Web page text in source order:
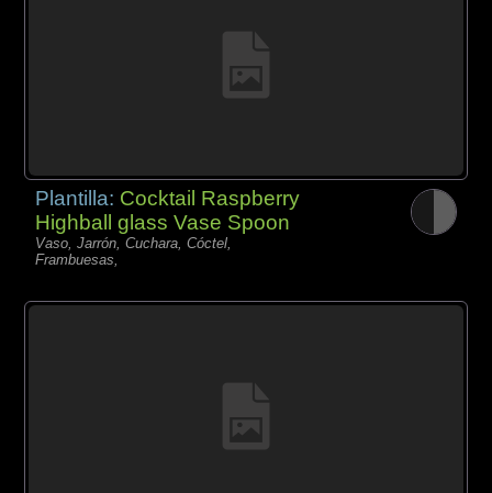
Plantilla: Cocktail Raspberry
Highball glass Vase Spoon
Vaso, Jarrón, Cuchara, Cóctel,
Frambuesas,